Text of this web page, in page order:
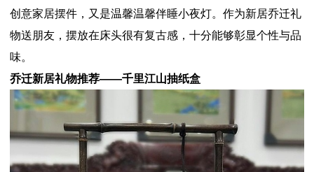
创意家居摆件，又是温馨温馨伴睡小夜灯。作为新居乔迁礼
物送朋友，摆放在床头很有复古感，十分能够彰显个性与品
味。
乔迁新居礼物推荐——千里江山抽纸盒